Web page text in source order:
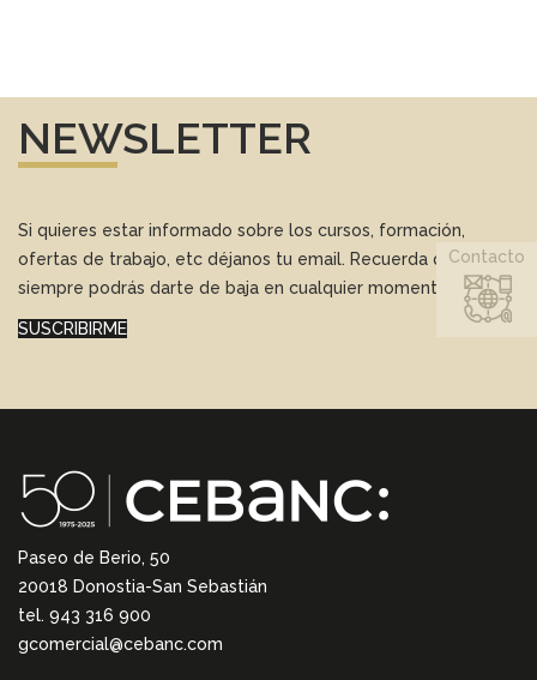
NEWSLETTER
Si quieres estar informado sobre los cursos, formación,
ofertas de trabajo, etc déjanos tu email. Recuerda que
siempre podrás darte de baja en cualquier momento.
SUSCRIBIRME
Paseo de Berio, 50
20018 Donostia-San Sebastián
tel. 943 316 900
gcomercial@cebanc.com
Contacto